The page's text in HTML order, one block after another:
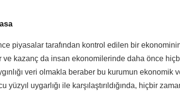
piyasalar tarafından kontrol edilen bir
ve kazanç da insan ekonomilerinde daha önce
veri olmakla beraber bu kurumun
yüzyıl uygarlığı ile karşılaştırıldığında, hiçbir